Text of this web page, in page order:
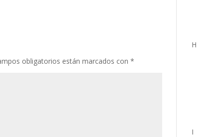
obligatorios están marcados con *
H
I